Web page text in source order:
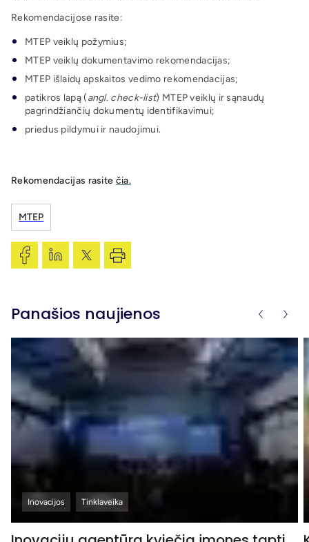
Rekomendacijose rasite:
MTEP veiklų požymius;
MTEP veiklų dokumentavimo rekomendacijas;
MTEP išlaidų apskaitos vedimo rekomendacijas;
patikros lapą (angl. check-list) MTEP veiklų ir sąnaudų
pagrindžiančių dokumentų identifikavimui;
priedus pildymui ir naudojimui.
Rekomendacijas rasite čia.
MTEP
Panašios naujienos
Inovacijos Tinklaveika